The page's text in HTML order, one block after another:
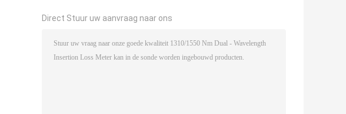
Direct Stuur uw aanvraag naar ons